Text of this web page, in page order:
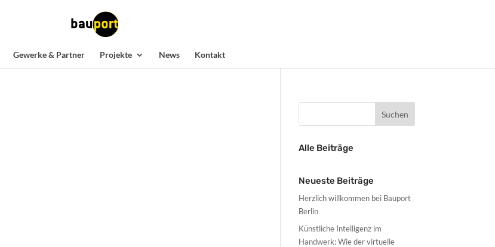
Gewerke & Partner Projekte News Kontakt
Alle Beiträge
Neueste Beiträge
Herzlich willkommen bei Bauport
Berlin
Künstliche Intelligenz im
Handwerk: Wie der virtuelle